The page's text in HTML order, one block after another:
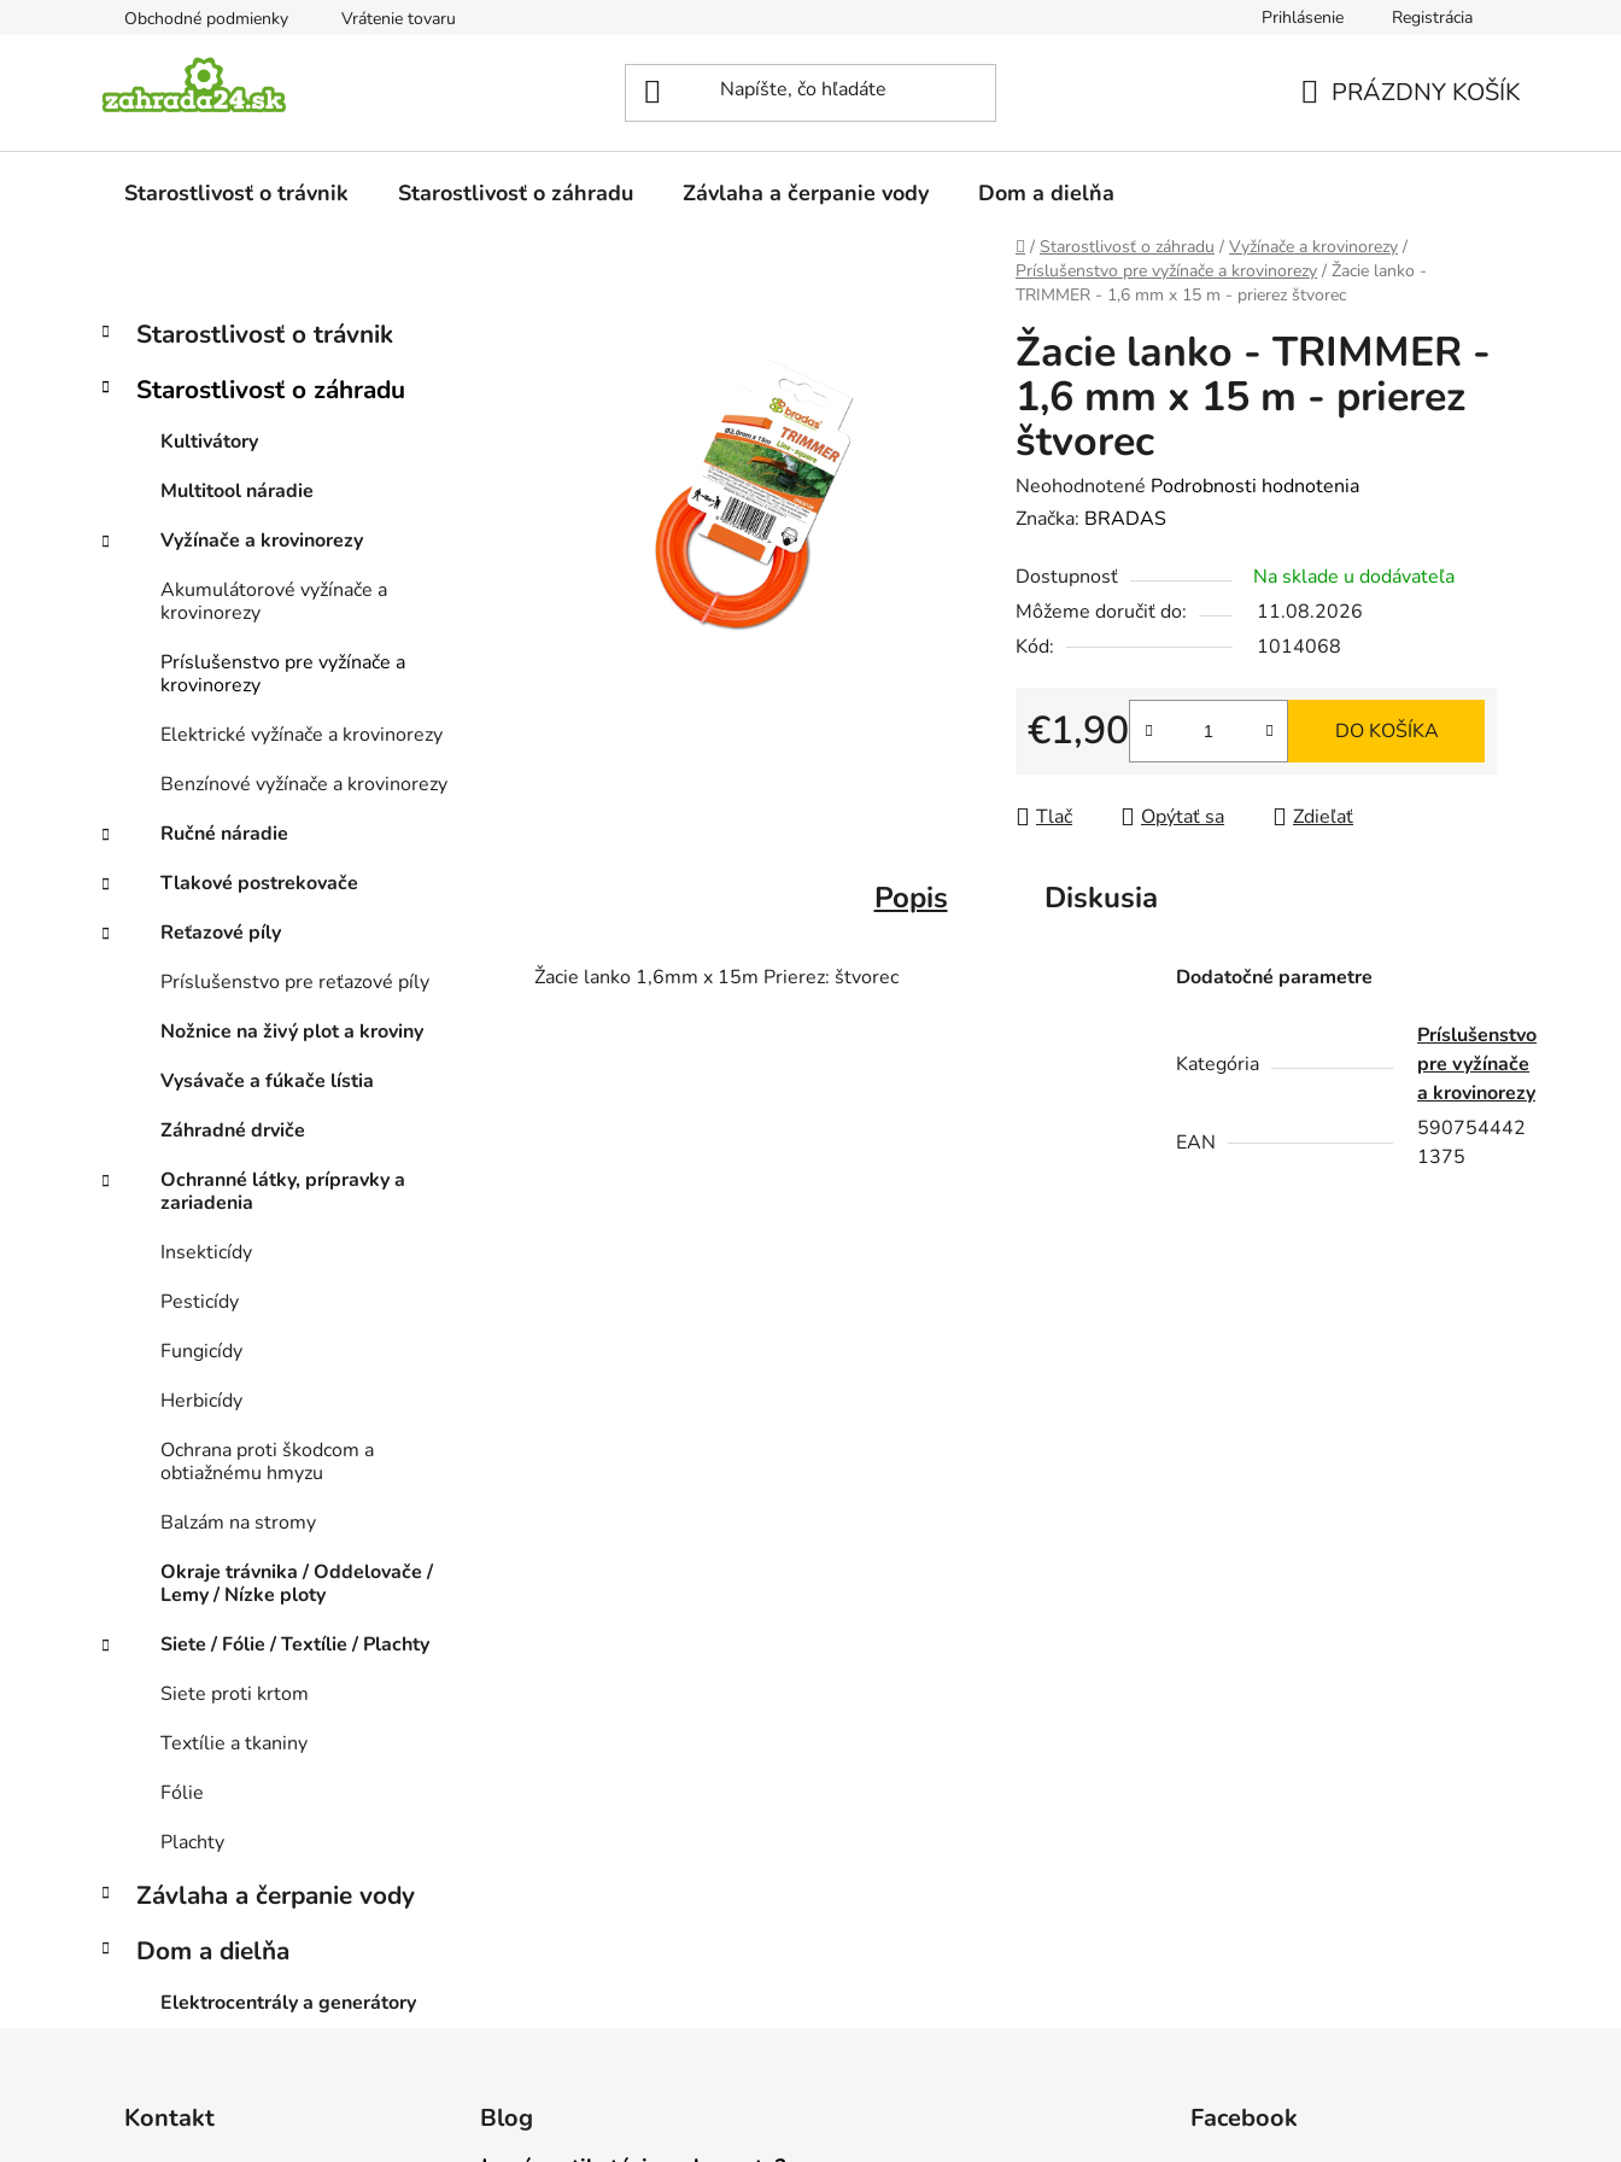
Obchodné podmienky Vrátenie tovaru Prihlásenie Registrácia
PRÁZDNY KOŠÍK
Starostlivosť o trávnik Starostlivosť o záhradu Závlaha a čerpanie vody Dom a dielňa
Domov
/ Starostlivosť o záhradu / Vyžínače a krovinorezy /
Príslušenstvo pre vyžínače a krovinorezy / Žacie lanko -
TRIMMER - 1,6 mm x 15 m - prierez štvorec
B
č
n
Preskočiť
kategórie
K
a
e
e
Starostlivosť o trávnik
Starostlivosť o záhradu
Kultivátory
Multitool náradie
Vyžínače a krovinorezy
Akumulátorové vyžínače a
krovinorezy
Príslušenstvo pre vyžínače a
krovinorezy
Elektrické vyžínače a krovinorezy
Benzínové vyžínače a krovinorezy
Ručné náradie
Tlakové postrekovače
Reťazové píly
Príslušenstvo pre reťazové píly
Nožnice na živý plot a kroviny
Vysávače a fúkače lístia
Záhradné drviče
Ochranné látky, prípravky a
zariadenia
Insekticídy
Pesticídy
Fungicídy
Herbicídy
Ochrana proti škodcom a
obtiažnému hmyzu
Balzám na stromy
Okraje trávnika / Oddelovače /
Lemy / Nízke ploty
Siete / Fólie / Textílie / Plachty
Siete proti krtom
Textílie a tkaniny
Fólie
Plachty
Závlaha a čerpanie vody
Dom a dielňa
Elektrocentrály a generátory
Žacie lanko - TRIMMER -
1,6 mm x 15 m - prierez
štvorec
Priemerné
hodnotenie
je
0,0
z
hviezdičiek.
Neohodnotené Podrobnosti hodnotenia
Značka: BRADAS
Dostupnosť
Na sklade u dodávateľa
Môžeme doručiť do:
11.08.2026
Kód:
1014068
€1,90
Jednotková cena:
DO KOŠÍKA
Tlač Opýtať sa Zdieľať
Popis Diskusia
Žacie lanko 1,6mm x 15m Prierez: štvorec Dodatočné parametre
Kategória
Príslušenstvo
pre vyžínače
a krovinorezy
EAN
590754442
1375
Kontakt Blog Facebook